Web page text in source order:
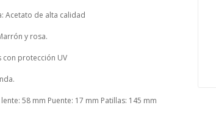
Acetato de alta calidad
y rosa.
con protección UV
58 mm Puente: 17 mm Patillas: 145 mm